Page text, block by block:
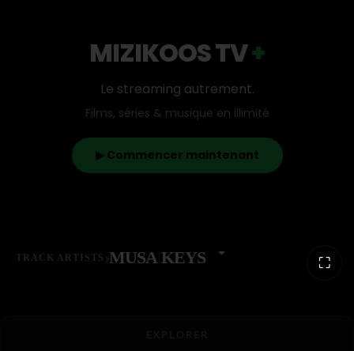
⛶
MIZIKOOS TV+
Le streaming autrement.
Films, séries & musique en illimité
▶ Commencer maintenant
TRACK ARTISTS ›MUSA KEYS